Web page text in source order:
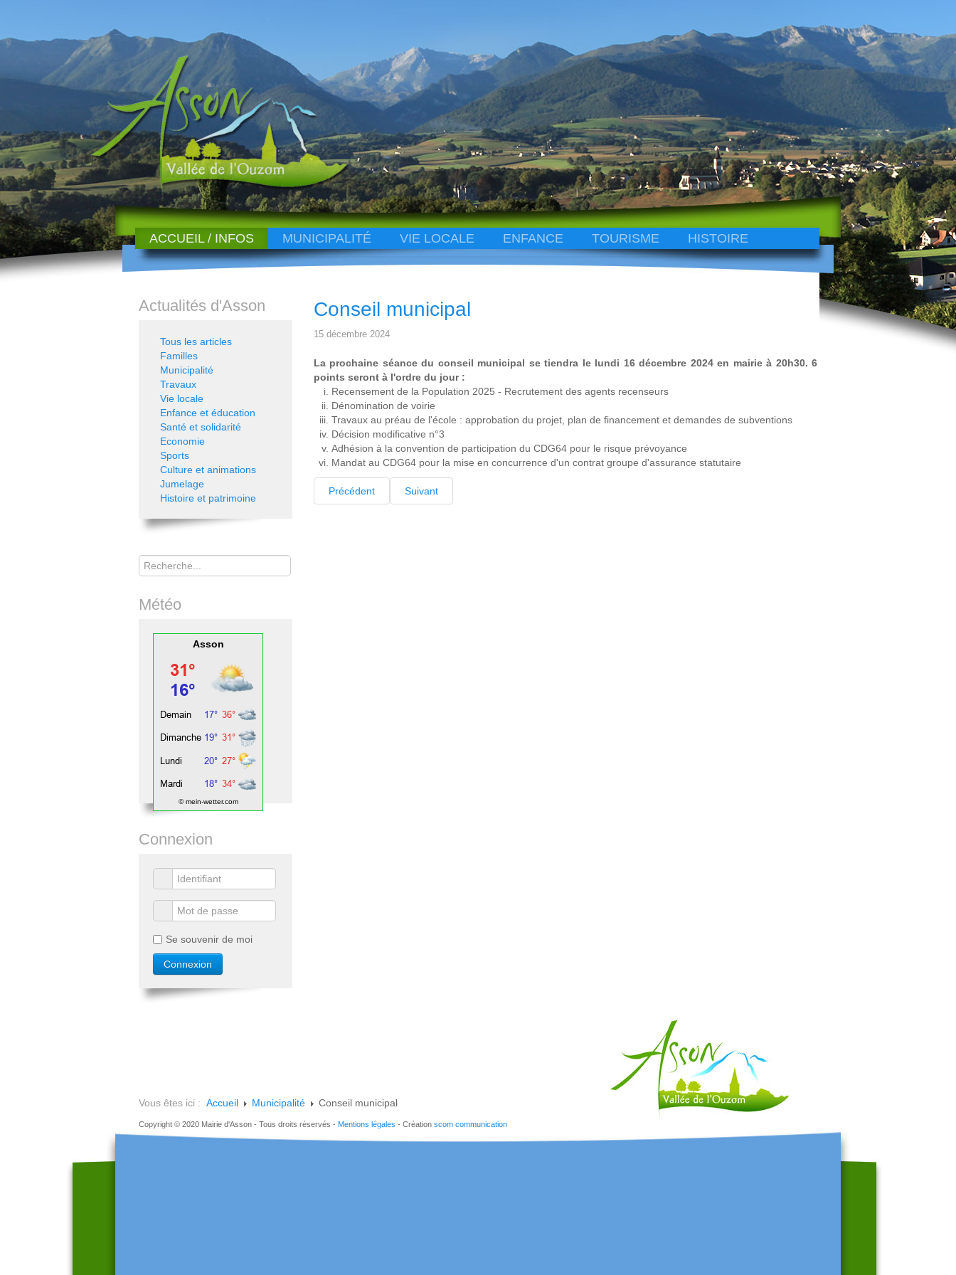
ACCUEIL / INFOS MUNICIPALITÉ VIE LOCALE ENFANCE TOURISME HISTOIRE
Conseil municipal
15 décembre 2024
La prochaine séance du conseil municipal se tiendra le lundi 16 décembre 2024 en mairie à 20h30. 6
points seront à l'ordre du jour :
Recensement de la Population 2025 - Recrutement des agents recenseurs
Dénomination de voirie
Travaux au préau de l'école : approbation du projet, plan de financement et demandes de subventions
Décision modificative n°3
Adhésion à la convention de participation du CDG64 pour le risque prévoyance
Mandat au CDG64 pour la mise en concurrence d'un contrat groupe d'assurance statutaire
Précédent Suivant
Actualités d'Asson
Tous les articles
Familles
Municipalité
Travaux
Vie locale
Enfance et éducation
Santé et solidarité
Economie
Sports
Culture et animations
Jumelage
Histoire et patrimoine
Rechercher
Météo
Asson
© mein-wetter.com
Connexion
Se souvenir de moi
Vous êtes ici : Accueil Municipalité Conseil municipal
Copyright © 2020 Mairie d'Asson - Tous droits réservés - Mentions légales - Création scom communication